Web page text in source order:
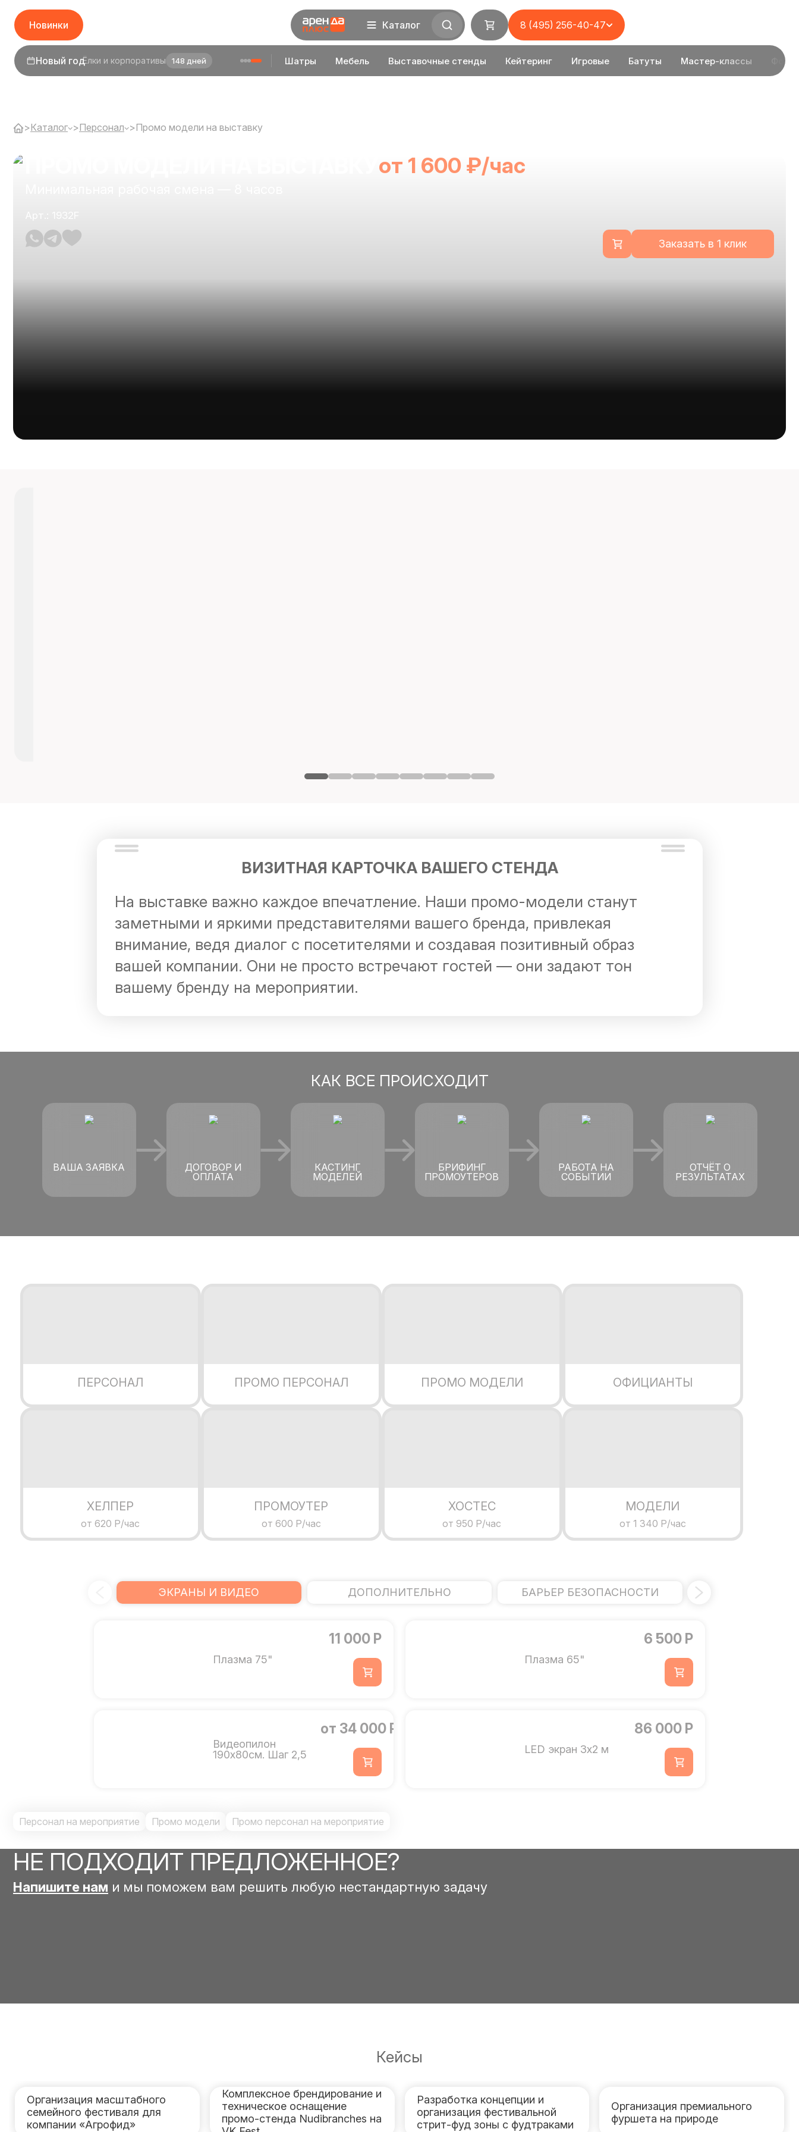
Новинки
1 сентябряДень знаний 26 дней Шатры Мебель Выставочные стенды Кейтеринг Игровые Батуты Мастер-классы
Каталог 8 (495) 256-40-47
>Каталог >Персонал >Промо модели на выставку
от 1 600 ₽/час
Заказать в 1 клик
ВИЗИТНАЯ КАРТОЧКА ВАШЕГО СТЕНДА
На выставке важно каждое впечатление. Наши промо-модели станут
заметными и яркими представителями вашего бренда, привлекая
внимание, ведя диалог с посетителями и создавая позитивный образ
вашей компании. Они не просто встречают гостей — они задают тон
вашему бренду на мероприятии.
КАК ВСЕ ПРОИСХОДИТ
ВАША ЗАЯВКА
ДОГОВОР И
ОПЛАТА
КАСТИНГ
МОДЕЛЕЙ
БРИФИНГ
ПРОМОУТЕРОВ
РАБОТА НА
СОБЫТИИ
ОТЧЁТ О
РЕЗУЛЬТАТАХ
ПЕРСОНАЛ ПРОМО ПЕРСОНАЛ ПРОМО МОДЕЛИ ОФИЦИАНТЫ
ХЕЛПЕР
от 620 Р/час
ПРОМОУТЕР
от 600 Р/час
ХОСТЕС
от 950 Р/час
МОДЕЛИ
от 1 340 Р/час
ЭКРАНЫ И ВИДЕО ДОПОЛНИТЕЛЬНО БАРЬЕР БЕЗОПАСНОСТИ
Плазма 75"
11 000 Р
Плазма 65"
6 500 Р
Видеопилон
190х80см. Шаг 2,5
от 34 000 Р
LED экран 3х2 м
86 000 Р
Персонал на мероприятие Промо модели Промо персонал на мероприятие
НЕ ПОДХОДИТ ПРЕДЛОЖЕННОЕ?
Напишите нам и мы поможем вам решить любую нестандартную задачу
Кейсы
Организация масштабного
семейного фестиваля для
компании «Агрофид»
Комплексное брендирование и
техническое оснащение
промо-стенда Nudibranches на
Разработка концепции и
организация фестивальной
стрит-фуд зоны с фудтраками
Организация премиального
фуршета на природе